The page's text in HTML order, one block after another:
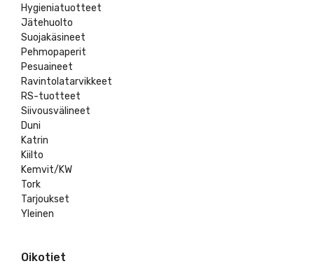
Hygieniatuotteet
Jätehuolto
Suojakäsineet
Pehmopaperit
Pesuaineet
Ravintolatarvikkeet
RS-tuotteet
Siivousvälineet
Duni
Katrin
Kiilto
Kemvit/KW
Tork
Tarjoukset
Yleinen
Oikotiet